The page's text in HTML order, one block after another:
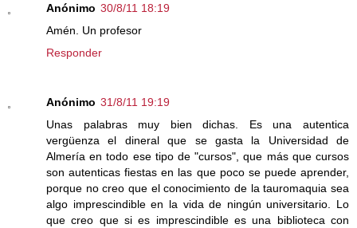
Anónimo 30/8/11 18:19
Amén. Un profesor
Responder
Anónimo 31/8/11 19:19
Unas palabras muy bien dichas. Es una autentica
vergüenza el dineral que se gasta la Universidad de
Almería en todo ese tipo de "cursos", que más que cursos
son autenticas fiestas en las que poco se puede aprender,
porque no creo que el conocimiento de la tauromaquia sea
algo imprescindible en la vida de ningún universitario. Lo
que creo que si es imprescindible es una biblioteca con